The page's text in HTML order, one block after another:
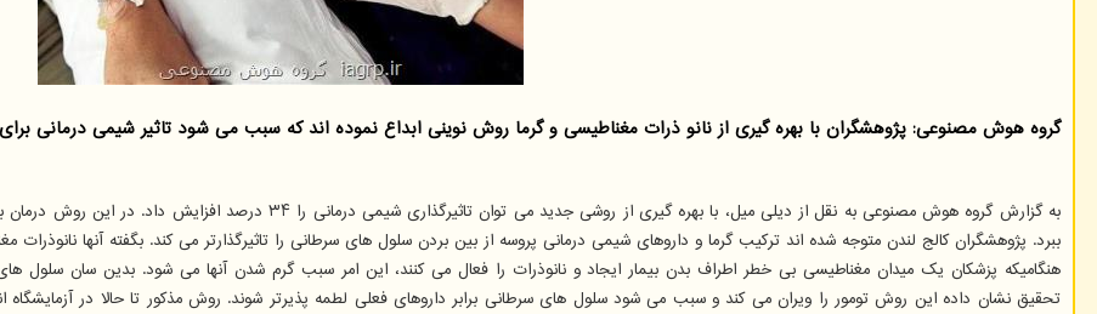
گروه هوش مصنوعی: پژوهشگران با بهره گیری از نانو ذرات مغناطیسی و گرما روش نوینی ابداع نموده اند که سبب می شود تاثیر شیمی درمانی برای از بین بردن
به گزارش گروه هوش مصنوعی به نقل از دیلی میل، با بهره گیری از روشی جدید
ببرد. پژوهشگران کالج لندن متوجه شده اند ترکیب گرما و داروهای شیمی درمانی پروسه از بین بردن سلول های سرطانی را تاثیرگذارتر می کند. بگفته آنها
هنگامیکه پزشکان یک میدان مغناطیسی بی خطر اطراف بدن بیمار ایجاد و نانوذرات را فعال می کنند، این امر سبب گرم شدن آنها می شود. بدین سان سلول
تحقیق نشان داده این روش تومور را ویران می کند و سبب می شود سلول های سرطانی برابر داروهای فعلی لطمه پذیرتر شوند. روش مذکور تا حالا در آزمایشگاه